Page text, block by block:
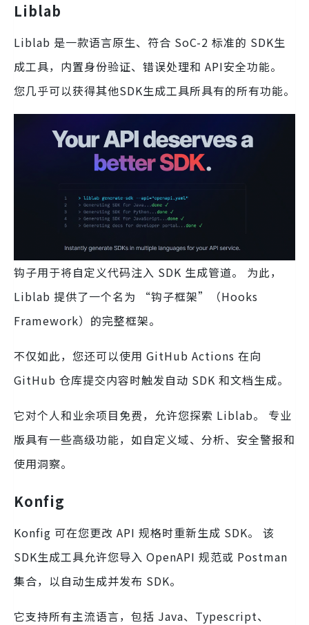
Liblab
Liblab 是一款语言原生、符合 SoC-2 标准的 SDK生
成工具，内置身份验证、错误处理和 API安全功能。
您几乎可以获得其他SDK生成工具所具有的所有功能。
钩子用于将自定义代码注入 SDK 生成管道。 为此，
Liblab 提供了一个名为 “钩子框架”（Hooks
Framework）的完整框架。
不仅如此，您还可以使用 GitHub Actions 在向
GitHub 仓库提交内容时触发自动 SDK 和文档生成。
它对个人和业余项目免费，允许您探索 Liblab。 专业
版具有一些高级功能，如自定义域、分析、安全警报和
使用洞察。
Konfig
Konfig 可在您更改 API 规格时重新生成 SDK。 该
SDK生成工具允许您导入 OpenAPI 规范或 Postman
集合，以自动生成并发布 SDK。
它支持所有主流语言，包括 Java、Typescript、